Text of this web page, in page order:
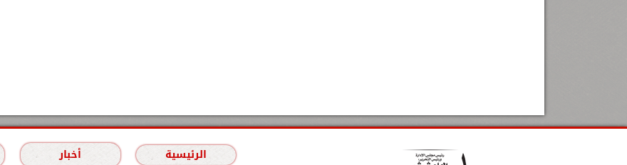
الرئيسية أخبار